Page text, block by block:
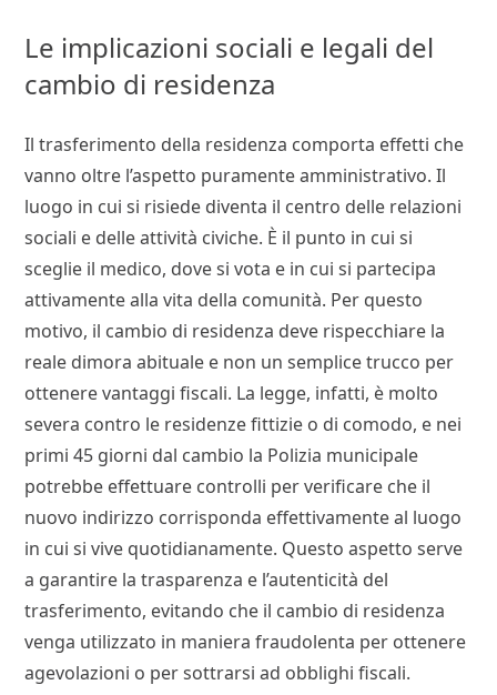
Le implicazioni sociali e legali del
cambio di residenza
Il trasferimento della residenza comporta effetti che
vanno oltre l’aspetto puramente amministrativo. Il
luogo in cui si risiede diventa il centro delle relazioni
sociali e delle attività civiche. È il punto in cui si
sceglie il medico, dove si vota e in cui si partecipa
attivamente alla vita della comunità. Per questo
motivo, il cambio di residenza deve rispecchiare la
reale dimora abituale e non un semplice trucco per
ottenere vantaggi fiscali. La legge, infatti, è molto
severa contro le residenze fittizie o di comodo, e nei
primi 45 giorni dal cambio la Polizia municipale
potrebbe effettuare controlli per verificare che il
nuovo indirizzo corrisponda effettivamente al luogo
in cui si vive quotidianamente. Questo aspetto serve
a garantire la trasparenza e l’autenticità del
trasferimento, evitando che il cambio di residenza
venga utilizzato in maniera fraudolenta per ottenere
agevolazioni o per sottrarsi ad obblighi fiscali.